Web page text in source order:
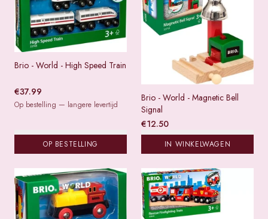
Brio - World - High Speed Train
€37.99
Op bestelling — langere levertijd
OP BESTELLING
Brio - World - Magnetic Bell
Signal
€12.50
IN WINKELWAGEN